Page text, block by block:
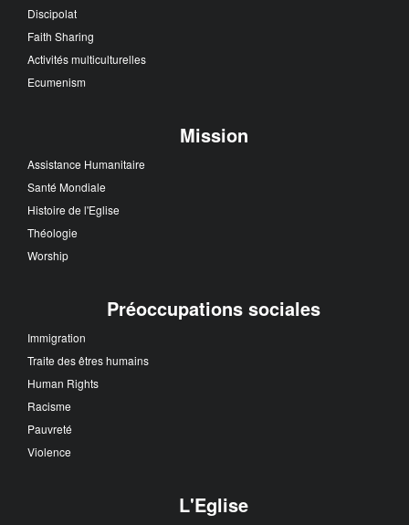
Discipolat
Faith Sharing
Activités multiculturelles
Ecumenism
Mission
Assistance Humanitaire
Santé Mondiale
Histoire de l'Eglise
Théologie
Worship
Préoccupations sociales
Immigration
Traite des êtres humains
Human Rights
Racisme
Pauvreté
Violence
L'Eglise